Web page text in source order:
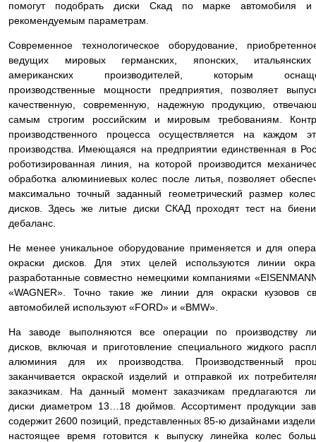
помогут подобрать диски Скад по марке автомобиля
рекомендуемым параметрам.
Современное технологическое оборудование,
ведущих мировых германских, японских,
американских производителей, которым
производственные мощности предприятия, позволяет
качественную, современную, надежную продукцию,
самым строгим российским и мировым требованиям.
производственного процесса осуществляется на каждом
производства. Имеющаяся на предприятии единственная в
роботизированная линия, на которой производится
обработка алюминиевых колес после литья, позволяет
максимально точный заданный геометрический размер
дисков. Здесь же литые диски СКАД проходят тест на
дебаланс.
Не менее уникальное оборудование применяется и для
окраски дисков. Для этих целей используются линии
разработанные совместно немецкими компаниями
«WAGNER». Точно такие же линии для окраски кузовов
автомобилей используют «FORD» и «BMW».
На заводе выполняются все операции по производству
дисков, включая и приготовление специального жидкого
алюминия для их производства. Производственный
заканчивается окраской изделий и отправкой их
заказчикам. На данный момент заказчикам предлагаются
диски диаметром 13…18 дюймов. Ассортимент продукции
содержит 2600 позиций, представленных 85-ю дизайнами
настоящее время готовится к выпуску линейка колес